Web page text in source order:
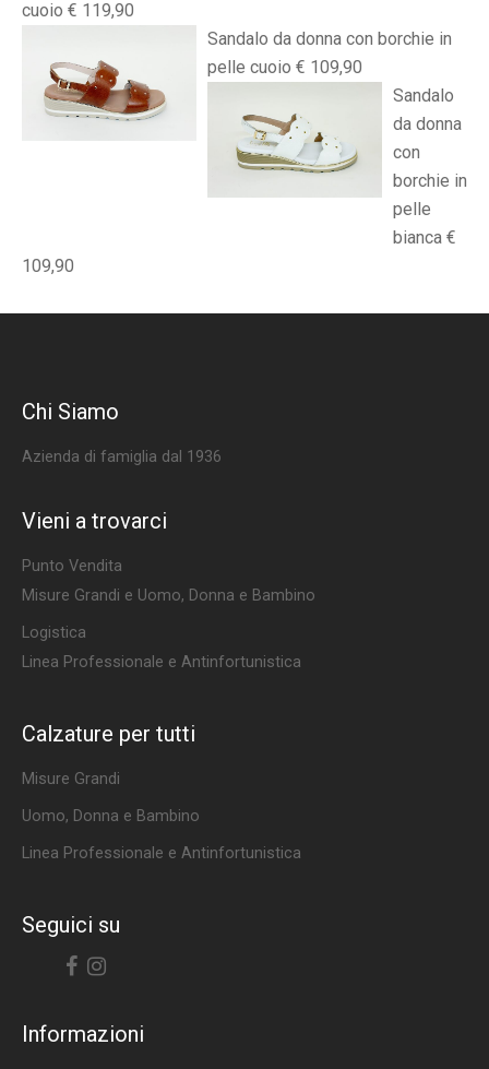
cuoio € 119,90
Sandalo da donna con borchie in
pelle cuoio € 109,90
Sandalo
da donna
con
borchie in
pelle
bianca €
109,90
Chi Siamo
Azienda di famiglia dal 1936
Vieni a trovarci
Punto Vendita
Misure Grandi e Uomo, Donna e Bambino
Logistica
Linea Professionale e Antinfortunistica
Calzature per tutti
Misure Grandi
Uomo, Donna e Bambino
Linea Professionale e Antinfortunistica
Seguici su
Informazioni